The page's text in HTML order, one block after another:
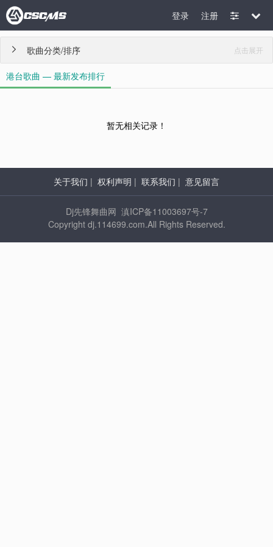
注册
登录
歌曲分类/排序 点击展开

港台歌曲 — 最新发布排行
暂无相关记录！
关于我们 | 权利声明 | 联系我们 | 意见留言
Dj先锋舞曲网 滇ICP备11003697号-7
Copyright dj.114699.com.All Rights Reserved.